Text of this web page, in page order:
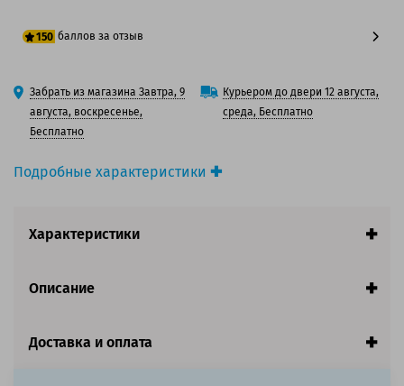
Подробные характеристики
Вид товара:Контейнер для отработки
150 баллов за отзыв
125 баллов
150 баллов
Забрать из магазина Завтра, 9
августа, воскресенье,
Бесплатно
Курьером до двери 12 августа,
среда, Бесплатно
Характеристики
Описание
Доставка и оплата